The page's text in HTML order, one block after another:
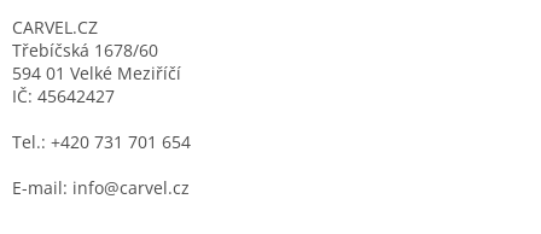
CARVEL.CZ
Třebíčská 1678/60
594 01 Velké Meziříčí
IČ: 45642427
Tel.: +420 731 701 654
E-mail: info@carvel.cz